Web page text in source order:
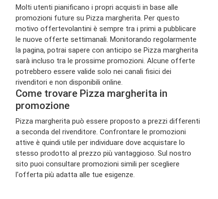
Molti utenti pianificano i propri acquisti in base alle
promozioni future su Pizza margherita. Per questo
motivo offertevolantini è sempre tra i primi a pubblicare
le nuove offerte settimanali. Monitorando regolarmente
la pagina, potrai sapere con anticipo se Pizza margherita
sarà incluso tra le prossime promozioni. Alcune offerte
potrebbero essere valide solo nei canali fisici dei
rivenditori e non disponibili online.
Come trovare Pizza margherita in
promozione
Pizza margherita può essere proposto a prezzi differenti
a seconda del rivenditore. Confrontare le promozioni
attive è quindi utile per individuare dove acquistare lo
stesso prodotto al prezzo più vantaggioso. Sul nostro
sito puoi consultare promozioni simili per scegliere
l'offerta più adatta alle tue esigenze.